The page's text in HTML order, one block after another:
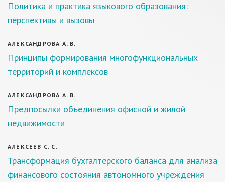
Политика и практика языкового образования:
перспективы и вызовы
АЛЕКСАНДРОВА А. В.
Принципы формирования многофункциональных
территорий и комплексов
АЛЕКСАНДРОВА А. В.
Предпосылки объединения офисной и жилой
недвижимости
АЛЕКСЕЕВ С. С.
Трансформация бухгалтерского баланса для анализа
финансового состояния автономного учреждения